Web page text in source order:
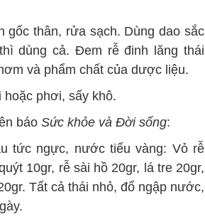
gốc thân, rửa sạch. Dùng dao sắc
dùng cả. Đem rễ đinh lăng thái
và phẩm chất của dược liệu.
phơi, sấy khô.
báo Sức khỏe và Đời sống:
tức ngực, nước tiểu vàng: Vỏ rễ
10gr, rễ sài hồ 20gr, lá tre 20gr,
Tất cả thái nhỏ, đổ ngập nước,